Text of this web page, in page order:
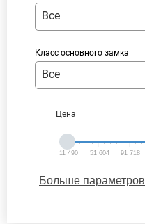
Все
Класс основного замка
Все
Цена
11 490 51 604 91 718
Больше параметров